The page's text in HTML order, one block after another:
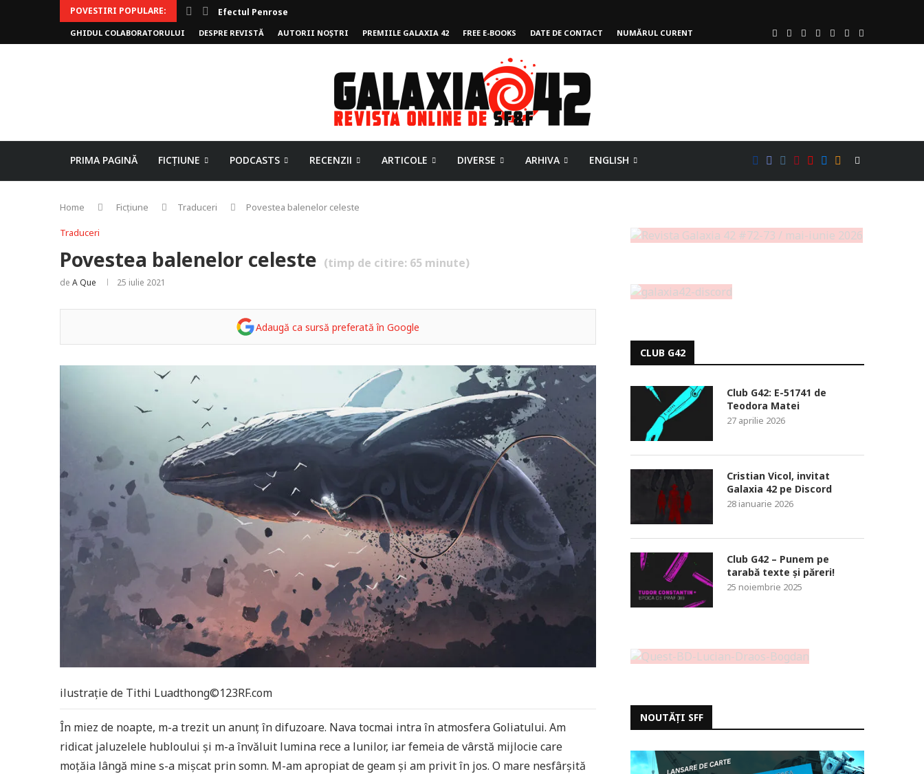
POVESTIRI POPULARE: Efectul Penrose
GHIDUL COLABORATORULUI DESPRE REVISTĂ AUTORII NOȘTRI PREMIILE GALAXIA 42 FREE E-BOOKS DATE DE CONTACT NUMĂRUL CURENT
PRIMA PAGINĂ FICȚIUNE PODCASTS RECENZII ARTICOLE DIVERSE ARHIVA ENGLISH
Home Ficțiune Traduceri Povestea balenelor celeste
Traduceri
Povestea balenelor celeste (timp de citire: 65 minute)
de A Que 25 iulie 2021
Adaugă ca sursă preferată în Google
ilustrație de Tithi Luadthong©123RF.com
În miez de noapte, m-a trezit un anunț în difuzoare. Nava tocmai intra în atmosfera Goliatului. Am
ridicat jaluzelele hubloului și m-a învăluit lumina rece a lunilor, iar femeia de vârstă mijlocie care
moțăia lângă mine s-a mișcat prin somn. M-am apropiat de geam și am privit în jos. O mare nesfârșită
CLUB G42
Club G42: E-51741 de
Teodora Matei
27 aprilie 2026
Cristian Vicol, invitat
Galaxia 42 pe Discord
28 ianuarie 2026
Club G42 – Punem pe
tarabă texte și păreri!
25 noiembrie 2025
NOUTĂȚI SFF